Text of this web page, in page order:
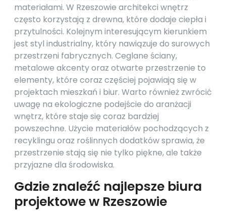
materiałami. W Rzeszowie architekci wnętrz
często korzystają z drewna, które dodaje ciepła i
przytulności. Kolejnym interesującym kierunkiem
jest styl industrialny, który nawiązuje do surowych
przestrzeni fabrycznych. Ceglane ściany,
metalowe akcenty oraz otwarte przestrzenie to
elementy, które coraz częściej pojawiają się w
projektach mieszkań i biur. Warto również zwrócić
uwagę na ekologiczne podejście do aranżacji
wnętrz, które staje się coraz bardziej
powszechne. Użycie materiałów pochodzących z
recyklingu oraz roślinnych dodatków sprawia, że
przestrzenie stają się nie tylko piękne, ale także
przyjazne dla środowiska.
Gdzie znaleźć najlepsze biura
projektowe w Rzeszowie